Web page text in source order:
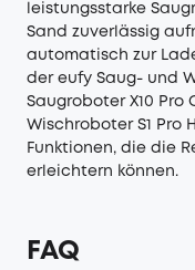
leistungsstarke
Sand zuverlässig
automatisch zur
der eufy Saug- und
Saugroboter X10 Pro
Wischroboter S1
Funktionen, die die
erleichtern können.
FAQ